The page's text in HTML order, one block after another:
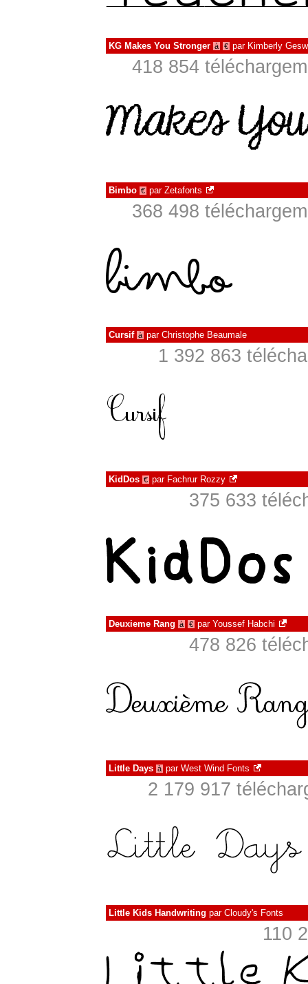
KG Makes You Stronger à € par Kimberly
418 854
Bimbo € par Zetafonts
368 498
Cursif à par Christophe Beaumale
1 392 863
KidDos € par Fachrur Rozzy
375 633
Deuxieme Rang à € par Youssef Habchi
478 826
Little Days à par West Wind Fonts
2 179 917
Little Kids Handwriting par Cloudy's Fonts
110